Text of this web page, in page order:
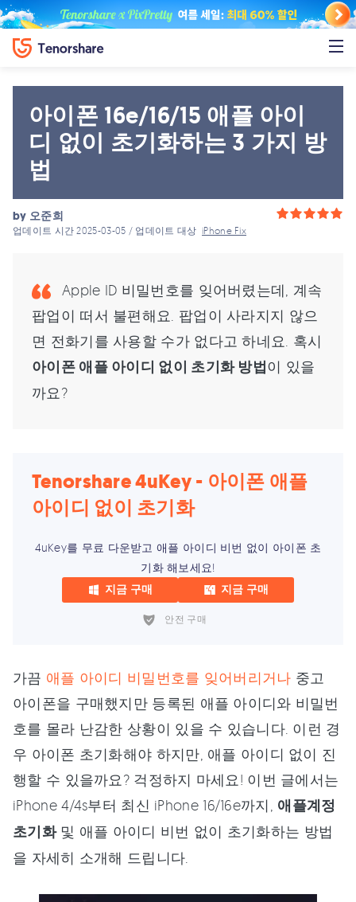
아이폰 16e/16/15 애플 아이
디 없이 초기화하는 3 가지 방
법
by 오준희
업데이트 시간 2025-03-05 / 업데이트 대상iPhone Fix
Apple ID 비밀번호를 잊어버렸는데, 계속
팝업이 떠서 불편해요. 팝업이 사라지지 않으
면 전화기를 사용할 수가 없다고 하네요. 혹시
아이폰 애플 아이디 없이 초기화 방법이 있을
까요?
Tenorshare 4uKey - 아이폰 애플
아이디 없이 초기화
4uKey를 무료 다운받고 애플 아이디 비번 없이 아이폰 초
기화 해보세요!
지금 구매 지금 구매
안전 구매
가끔 애플 아이디 비밀번호를 잊어버리거나 중고
아이폰을 구매했지만 등록된 애플 아이디와 비밀번
호를 몰라 난감한 상황이 있을 수 있습니다. 이런 경
우 아이폰 초기화해야 하지만, 애플 아이디 없이 진
행할 수 있을까요? 걱정하지 마세요! 이번 글에서는
iPhone 4/4s부터 최신 iPhone 16/16e까지, 애플계정
초기화및 애플 아이디 비번 없이 초기화하는 방법
을 자세히 소개해 드립니다.